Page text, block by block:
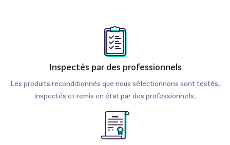
Inspectés par des professionnels
Les produits reconditionnés que nous sélectionnons sont testés,
inspectés et remis en état par des professionnels.